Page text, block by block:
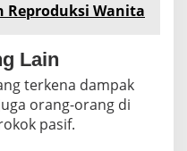
Reproduksi Wanita
Lain
terkena dampak
orang-orang di
pasif.